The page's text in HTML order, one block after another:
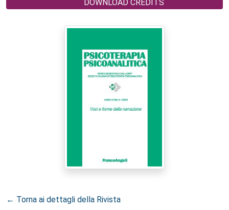
DOWNLOAD CREDITS
← Torna ai dettagli della Rivista